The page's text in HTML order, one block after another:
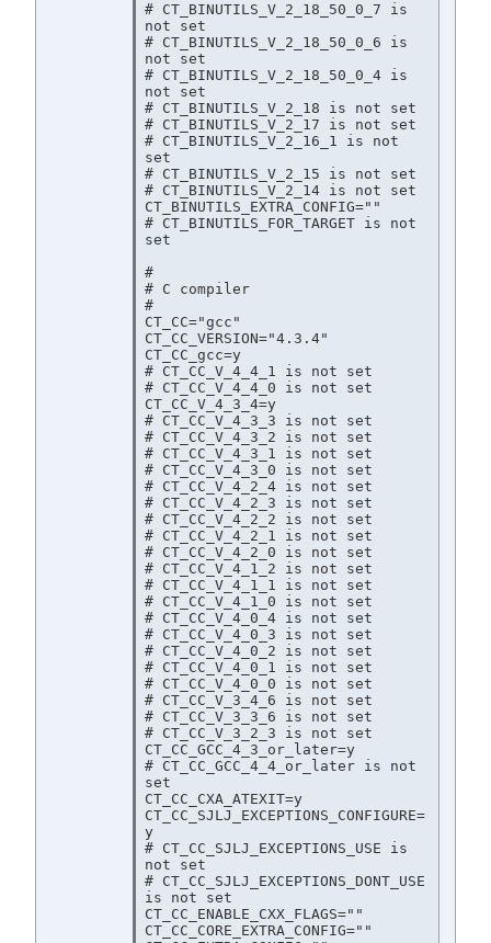
# CT_BINUTILS_V_2_18_50_0_7 is
not set
# CT_BINUTILS_V_2_18_50_0_6 is
not set
# CT_BINUTILS_V_2_18_50_0_4 is
not set
# CT_BINUTILS_V_2_18 is not set
# CT_BINUTILS_V_2_17 is not set
# CT_BINUTILS_V_2_16_1 is not
set
# CT_BINUTILS_V_2_15 is not set
# CT_BINUTILS_V_2_14 is not set
CT_BINUTILS_EXTRA_CONFIG=""
# CT_BINUTILS_FOR_TARGET is not
set
#
# C compiler
#
CT_CC="gcc"
CT_CC_VERSION="4.3.4"
CT_CC_gcc=y
# CT_CC_V_4_4_1 is not set
# CT_CC_V_4_4_0 is not set
CT_CC_V_4_3_4=y
# CT_CC_V_4_3_3 is not set
# CT_CC_V_4_3_2 is not set
# CT_CC_V_4_3_1 is not set
# CT_CC_V_4_3_0 is not set
# CT_CC_V_4_2_4 is not set
# CT_CC_V_4_2_3 is not set
# CT_CC_V_4_2_2 is not set
# CT_CC_V_4_2_1 is not set
# CT_CC_V_4_2_0 is not set
# CT_CC_V_4_1_2 is not set
# CT_CC_V_4_1_1 is not set
# CT_CC_V_4_1_0 is not set
# CT_CC_V_4_0_4 is not set
# CT_CC_V_4_0_3 is not set
# CT_CC_V_4_0_2 is not set
# CT_CC_V_4_0_1 is not set
# CT_CC_V_4_0_0 is not set
# CT_CC_V_3_4_6 is not set
# CT_CC_V_3_3_6 is not set
# CT_CC_V_3_2_3 is not set
CT_CC_GCC_4_3_or_later=y
# CT_CC_GCC_4_4_or_later is not
set
CT_CC_CXA_ATEXIT=y
CT_CC_SJLJ_EXCEPTIONS_CONFIGURE=
y
# CT_CC_SJLJ_EXCEPTIONS_USE is
not set
# CT_CC_SJLJ_EXCEPTIONS_DONT_USE
is not set
CT_CC_ENABLE_CXX_FLAGS=""
CT_CC_CORE_EXTRA_CONFIG=""